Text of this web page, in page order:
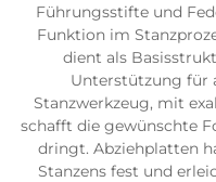
Führungsstifte und
Funktion im
dient als
Unterstützung für
Stanzwerkzeug, mit
schafft die gewünschte
dringt. Abziehplatten
Stanzens fest und